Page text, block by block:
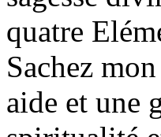
quatre
Sachez
aide et une